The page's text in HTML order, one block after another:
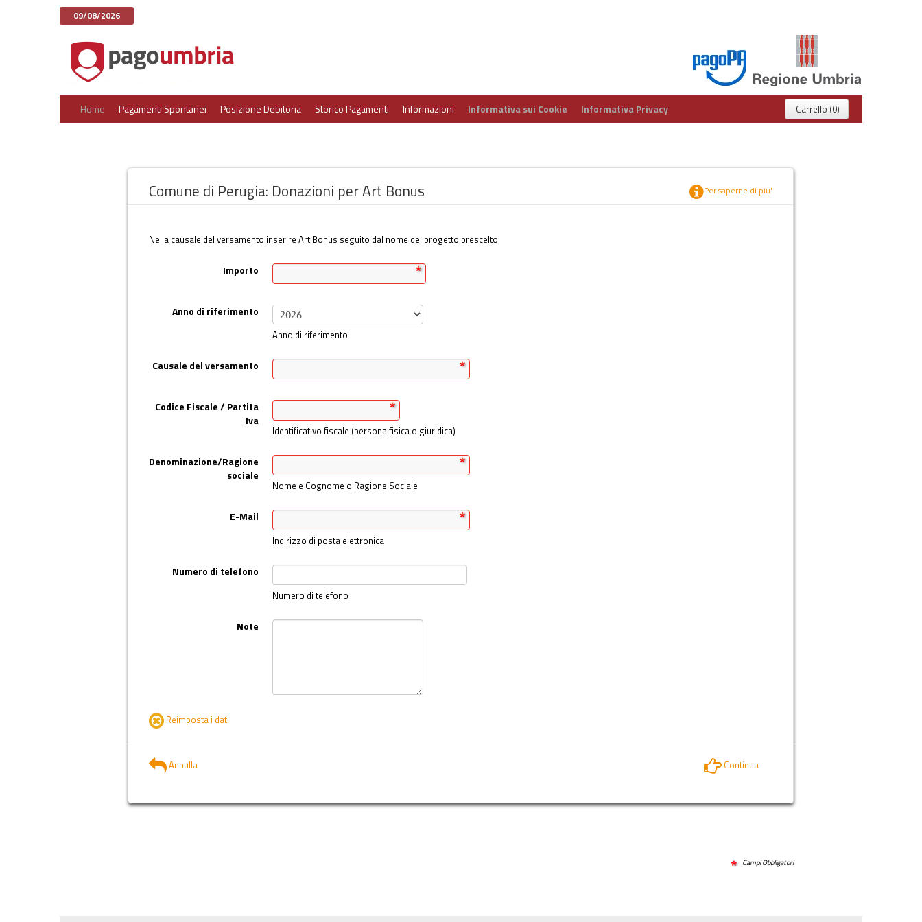
09/08/2026
Carrello (0)
Home Pagamenti Spontanei Posizione Debitoria Storico Pagamenti Informazioni Informativa sui Cookie Informativa Privacy
Comune di Perugia: Donazioni per Art Bonus Per saperne di piu'
Nella causale del versamento inserire Art Bonus seguito dal nome del progetto prescelto
Importo
Anno di riferimento
Anno di riferimento
Causale del versamento
Codice Fiscale / Partita
Iva
Identificativo fiscale (persona fisica o giuridica)
Denominazione/Ragione
sociale
Nome e Cognome o Ragione Sociale
E-Mail
Indirizzo di posta elettronica
Numero di telefono
Numero di telefono
Note
Reimposta i dati
Annulla Continua
Campi Obbligatori